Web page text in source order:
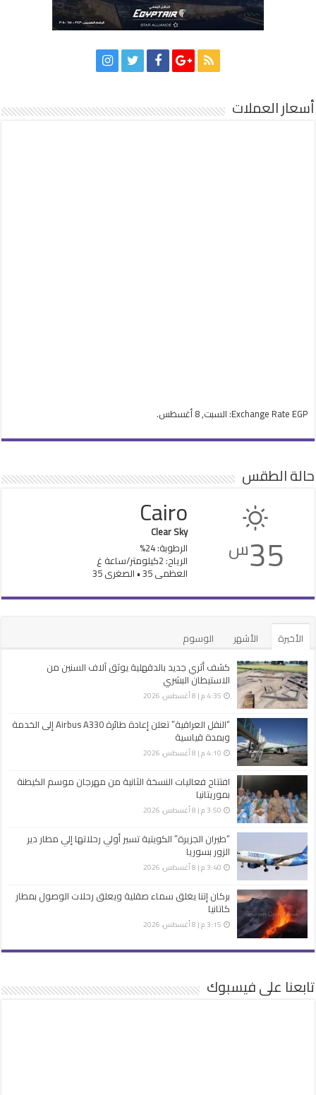
أسعار العملات
Exchange Rate EGP : السبت, 8 أغسطس.
حالة الطقس
35س
Cairo
Clear Sky
الرطوبة: 24%
الرياح: 2كيلومتر/ساعة غ
العظمى 35 • الصغرى 35
الأخيرة الأشهر
الوسوم
كشف أثري جديد بالدقهلية يوثق آلاف السنين من
الاستيطان البشري
4:35 م | 8 أغسطس، 2026
“النقل العراقية” تعلن إعادة طائرة Airbus A330 إلى الخدمة
وبمدة قياسية
4:10 م | 8 أغسطس، 2026
افتتاح فعاليات النسخة الثانية من مهرجان موسم الكيطنة
بموريتانيا
3:50 م | 8 أغسطس، 2026
“طيران الجزيرة” الكويتية تسير أولي رحلاتها إلي مطار دير
الزور بسوريا
3:40 م | 8 أغسطس، 2026
بركان إتنا يغلق سماء صقلية ويعلق رحلات الوصول بمطار
كاتانيا
3:15 م | 8 أغسطس، 2026
تابعنا على فيسبوك